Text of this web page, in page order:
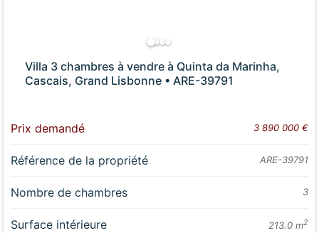
Villa 3 chambres à vendre à Quinta da Marinha,
Cascais, Grand Lisbonne • ARE-39791
Prix demandé 3 890 000 €
Référence de la propriété ARE-39791
Nombre de chambres 3
Surface intérieure 213.0 m2